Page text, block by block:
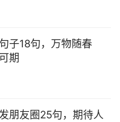
子18句，万物随春
期
朋友圈25句，期待人